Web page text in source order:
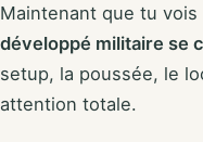
Maintenant que tu vois
développé militaire se
setup, la poussée, le
attention totale.